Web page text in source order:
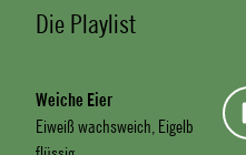
Die Playlist
Weiche Eier
Eiweiß wachsweich, Eigelb